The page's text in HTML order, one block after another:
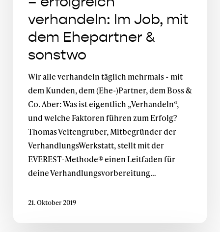
verhandeln: Im Job, mit
dem Ehepartner &
sonstwo
Wir alle verhandeln täglich mehrmals - mit
dem Kunden, dem (Ehe-)Partner, dem Boss &
Co. Aber: Was ist eigentlich „Verhandeln“,
und welche Faktoren führen zum Erfolg?
Thomas Veitengruber, Mitbegründer der
VerhandlungsWerkstatt, stellt mit der
EVEREST-Methode® einen Leitfaden für
deine Verhandlungsvorbereitung…
21. Oktober 2019